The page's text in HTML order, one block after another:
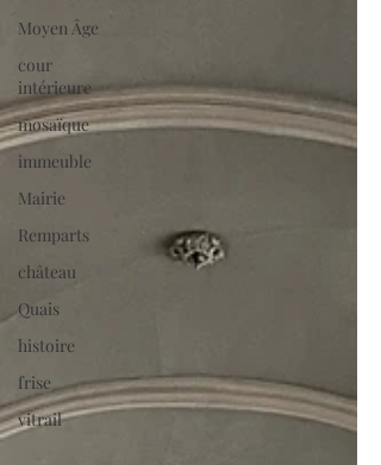
Moyen Âge
cour
intérieure
mosaïque
immeuble
Mairie
Remparts
château
Quais
histoire
frise
vitrail